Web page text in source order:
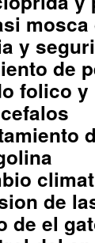
y
de
folico
de
de el